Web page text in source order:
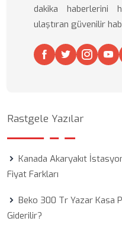
dakika haberlerini
ulaştıran güvenilir
Rastgele Yazılar
Kanada Akaryakıt
Fiyat Farkları
Beko 300 Tr Yazar Kasa
Giderilir?